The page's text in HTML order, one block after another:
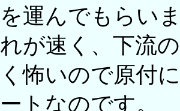
を運んでもらい
れが速く、下流
く怖いので原付
ートなのです。